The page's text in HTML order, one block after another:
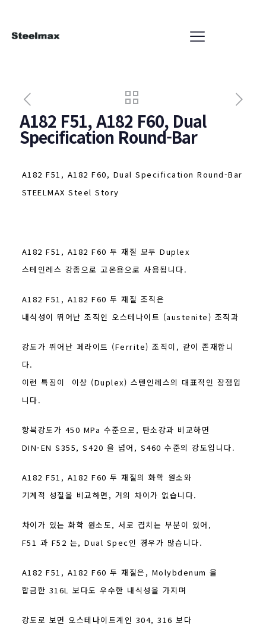
A182 F51, A182 F60, Dual
Specification Round-Bar
A182 F51, A182 F60, Dual Specification Round-Bar
STEELMAX Steel Story
A182 F51, A182 F60 두 재질 모두 Duplex
스테인레스 강종으로 고온용으로 사용됩니다.
A182 F51, A182 F60 두 재질 조직은
내식성이 뛰어난 조직인 오스테나이트 (austenite) 조직과
강도가 뛰어난 페라이트 (Ferrite) 조직이, 같이 존재합니
다.
이런 특징이 이상 (Duplex) 스텐인레스의 대표적인 장점입
니다.
항복강도가 450 MPa 수준으로, 탄소강과 비교하면
DIN-EN S355, S420 을 넘어, S460 수준의 강도입니다.
A182 F51, A182 F60 두 재질의 화학 원소와
기계적 성질을 비교하면, 거의 차이가 없습니다.
차이가 있는 화학 원소도, 서로 겹치는 부분이 있어,
F51 과 F52 는, Dual Spec인 경우가 많습니다.
A182 F51, A182 F60 두 재질은, Molybdenum 을
합금한 316L 보다도 우수한 내식성을 가지며
강도로 보면 오스테나이트계인 304, 316 보다